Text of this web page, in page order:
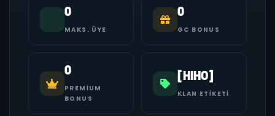
0
MAKS. ÜYE
0
GC BONUS
0
PREMIUM
BONUS
[HIHO]
KLAN ETIKETI